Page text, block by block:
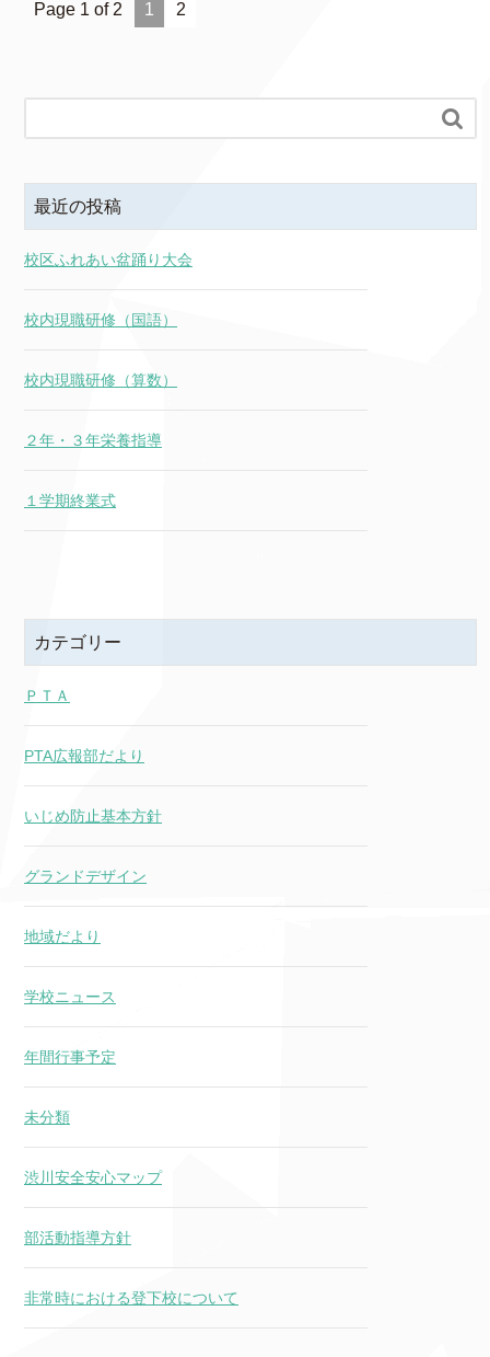
Page 1 of 2 1 2

最近の投稿
校区ふれあい盆踊り大会
校内現職研修（国語）
校内現職研修（算数）
２年・３年栄養指導
１学期終業式
カテゴリー
ＰＴＡ
PTA広報部だより
いじめ防止基本方針
グランドデザイン
地域だより
学校ニュース
年間行事予定
未分類
渋川安全安心マップ
部活動指導方針
非常時における登下校について